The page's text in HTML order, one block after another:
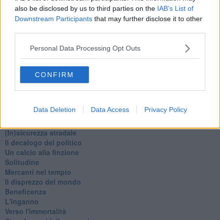
also be disclosed by us to third parties on the IAB’s List of
Downstream Participants that may further disclose it to other
Personal Data Processing Opt Outs
CONFIRM
Data Deletion Data Access Privacy Policy
Natale 2024
Re e regnanti
A noi interessa il dito non la luna
Come rubare allo stato e vivere felici
Una performance
Il compagno
Tramonto
Passato, presente, futuro
La virtù del non fare
L'ultimo post
​(In)sicurezza stradale
Il decalogo del politico
Un calcio alla finzione
Solitudine
Mercanti nel tempio
Il disprezzo del mondo
Beneficenza
L'inganno
Verso l'immortalità